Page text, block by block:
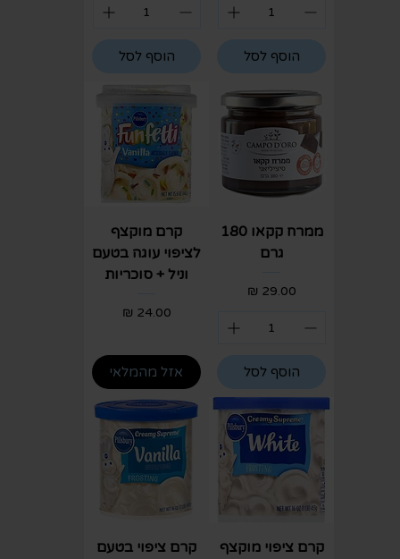
הוסף לסל הוסף לסל
ממרח קקאו 180
גרם
מחיר
הוסף לסל
קרם מוקצף
לציפוי עוגה בטעם
וניל + סוכריות
מחיר
אזל מהמלאי
קרם ציפוי מוקצף
קרם ציפוי בטעם